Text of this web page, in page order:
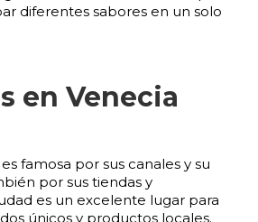
diferentes sabores en un solo
en Venecia
famosa por sus canales y su
por sus tiendas y
es un excelente lugar para
únicos y productos locales.